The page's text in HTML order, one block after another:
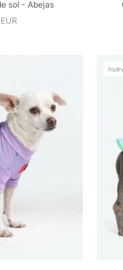
sol - Abejas